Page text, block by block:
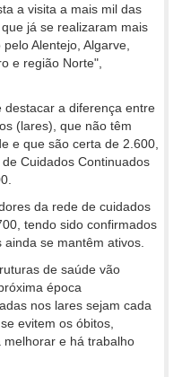
a visita a mais mil das
já se realizaram mais
Alentejo, Algarve,
e região Norte",
destacar a diferença entre
(lares), que não têm
e que são certa de 2.600,
Cuidados Continuados
da rede de cuidados
tendo sido confirmados
se mantêm ativos.
de saúde vão
época
nos lares sejam cada
evitem os óbitos,
melhorar e há trabalho